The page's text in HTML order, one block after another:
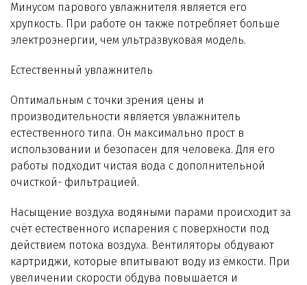
Минусом парового увлажнителя является его
хрупкость. При работе он также потребляет больше
электроэнергии, чем ультразвуковая модель.
Естественный увлажнитель
Оптимальным с точки зрения цены и
производительности является увлажнитель
естественного типа. Он максимально прост в
использовании и безопасен для человека. Для его
работы подходит чистая вода с дополнительной
очисткой- фильтрацией.
Насыщение воздуха водяными парами происходит за
счёт естественного испарения с поверхности под
действием потока воздуха. Вентиляторы обдувают
картриджи, которые впитывают воду из ёмкости. При
увеличении скорости обдува повышается и